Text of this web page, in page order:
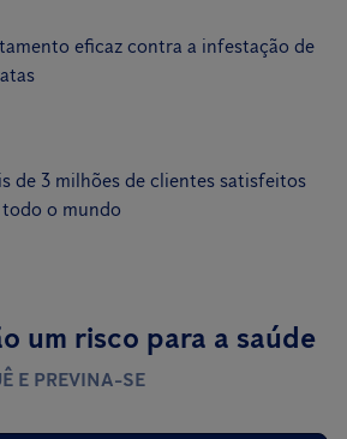
eficaz contra a infestação de
de 3 milhões de clientes satisfeitos
o mundo
um risco para a saúde
E PREVINA-SE